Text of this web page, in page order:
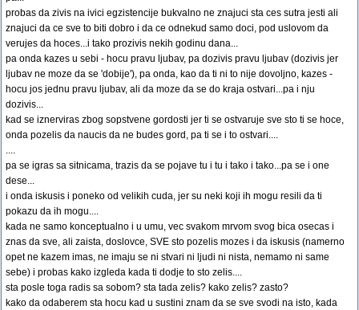
probas da zivis na ivici egzistencije bukvalno ne znajuci sta ces sutra jesti ali
znajuci da ce sve to biti dobro i da ce odnekud samo doci, pod uslovom da
verujes da hoces...i tako prozivis nekih godinu dana...
pa onda kazes u sebi - hocu pravu ljubav, pa dozivis pravu ljubav (dozivis jer
ljubav ne moze da se 'dobije'), pa onda, kao da ti ni to nije dovoljno, kazes -
hocu jos jednu pravu ljubav, ali da moze da se do kraja ostvari...pa i nju
dozivis...
kad se iznerviras zbog sopstvene gordosti jer ti se ostvaruje sve sto ti se hoce,
onda pozelis da naucis da ne budes gord, pa ti se i to ostvari....
....
pa se igras sa sitnicama, trazis da se pojave tu i tu i tako i tako...pa se i one
dese...
i onda iskusis i poneko od velikih cuda, jer su neki koji ih mogu resili da ti
pokazu da ih mogu....
kada ne samo konceptualno i u umu, vec svakom mrvom svog bica osecas i
znas da sve, ali zaista, doslovce, SVE sto pozelis mozes i da iskusis (namerno
opet ne kazem imas, ne imaju se ni stvari ni ljudi ni nista, nemamo ni same
sebe) i probas kako izgleda kada ti dodje to sto zelis....
sta posle toga radis sa sobom? sta tada zelis? kako zelis? zasto?
kako da odaberem sta hocu kad u sustini znam da se sve svodi na isto, kada